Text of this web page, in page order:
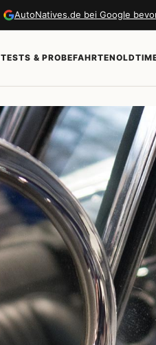
AutoNatives.de bei Google
TESTS & PROBEFAHRTEN